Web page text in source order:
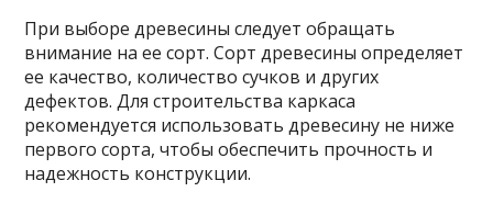
При выборе древесины следует обращать
внимание на ее сорт. Сорт древесины определяет
ее качество, количество сучков и других
дефектов. Для строительства каркаса
рекомендуется использовать древесину не ниже
первого сорта, чтобы обеспечить прочность и
надежность конструкции.